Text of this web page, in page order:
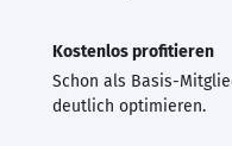
Kostenlos profitieren
Schon als Basis-
deutlich optimieren.